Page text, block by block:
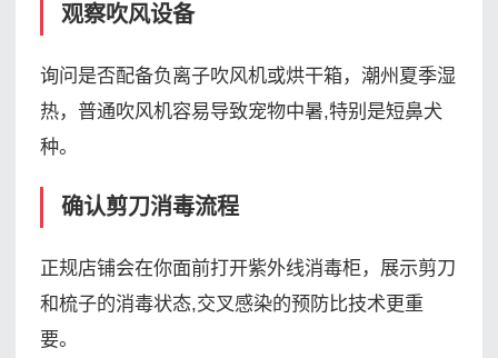
观察吹风设备
询问是否配备负离子吹风机或烘干箱，潮州夏季湿
热，普通吹风机容易导致宠物中暑,特别是短鼻犬
种。
确认剪刀消毒流程
正规店铺会在你面前打开紫外线消毒柜 ，展示剪刀
和梳子的消毒状态,交叉感染的预防比技术更重
要。